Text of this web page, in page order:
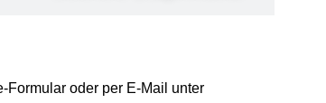
Formularoder per E-Mail unter